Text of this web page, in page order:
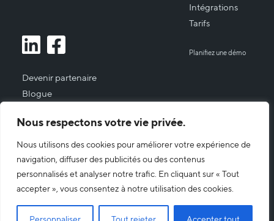
Nous respectons votre vie privée.
Nous utilisons des cookies pour améliorer votre expérience de
navigation, diffuser des publicités ou des contenus
personnalisés et analyser notre trafic. En cliquant sur « Tout
accepter », vous consentez à notre utilisation des cookies.
Personnaliser Tout rejeter Accepter tout
Intégrations
Tarifs
Planifiez une démo
Devenir partenaire
Blogue
Nous joindre
Connexion Client
Politique de confidentialité
Abonnez-vous à notre newsletter